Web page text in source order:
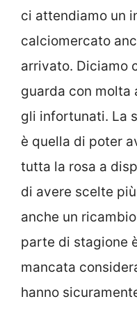
ci attendiamo un
calciomercato
arrivato. Diciamo
guarda con molta
gli infortunati. La
è quella di poter
tutta la rosa a
di avere scelte
anche un
parte di stagione
mancata
hanno